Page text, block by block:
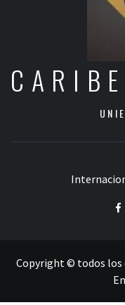
Copyright © todos los